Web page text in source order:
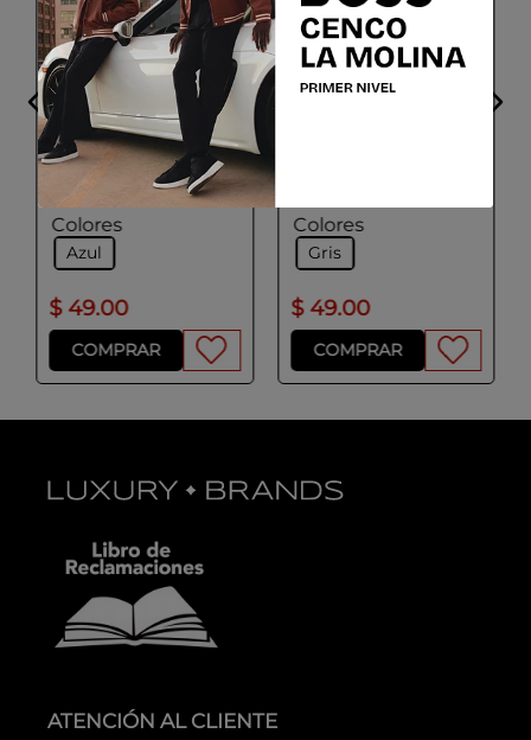
GEOX
W CELESTYE BEANIE
Talla
UNICA
Colores
Azul
$ 49.00
COMPRAR
GEOX
W CELESTYE BEANIE
Colores
Gris
$ 49.00
COMPRAR
ATENCIÓN AL CLIENTE